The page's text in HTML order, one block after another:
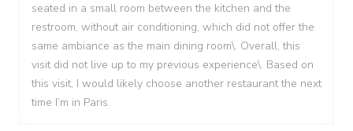
seated in a small room between the kitchen and the
restroom, without air conditioning, which did not offer the
same ambiance as the main dining room\. Overall, this
visit did not live up to my previous experience\. Based on
this visit, I would likely choose another restaurant the next
time I’m in Paris.